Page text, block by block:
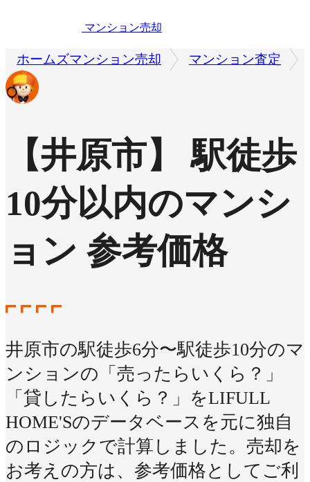
マンション売却
ホームズマンション売却 マンション査定
【井原市】 駅徒歩
10分以内のマンシ
ョン 参考価格
井原市の駅徒歩6分〜駅徒歩10分のマ
ンションの「売ったらいくら？」
「貸したらいくら？」をLIFULL
HOME'Sのデータベースを元に独自
のロジックで計算しました。売却を
お考えの方は、参考価格としてご利